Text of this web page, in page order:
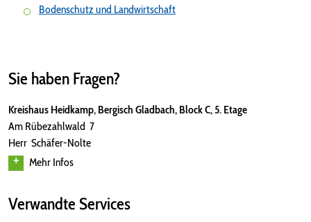
Bodenschutz und Landwirtschaft
Sie haben Fragen?
Kreishaus Heidkamp, Bergisch Gladbach, Block C, 5. Etage
Am Rübezahlwald 7
Herr Schäfer-Nolte
Mehr Infos
Verwandte Services